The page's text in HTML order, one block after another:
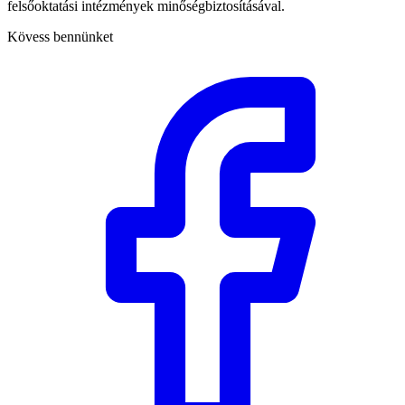
felsőoktatási intézmények minőségbiztosításával.
Kövess bennünket